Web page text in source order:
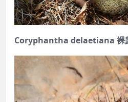
Coryphantha delaetiana 裸